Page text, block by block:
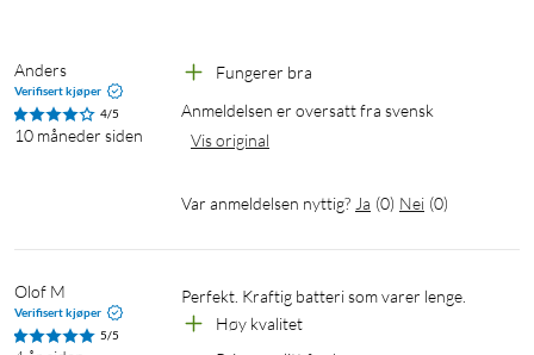
Anders
Verifisert kjøper
4/5
10 måneder siden
Fungerer bra
Anmeldelsen er oversatt fra svensk
Vis original
Var anmeldelsen nyttig? Ja (0) Nei (0)
Olof M
Verifisert kjøper
5/5
Perfekt. Kraftig batteri som varer lenge.
Høy kvalitet